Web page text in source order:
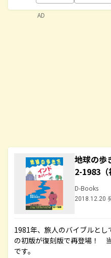
地球の歩
2-1983（
D-Books
2018.12.20
1981年、旅人のバイブルと
の初版が復刻版で再登場！
です。
AD